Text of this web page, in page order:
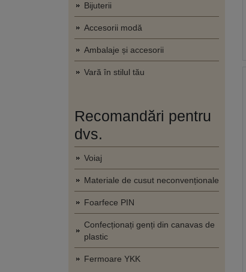
Bijuterii
Accesorii modă
Ambalaje și accesorii
Vară în stilul tău
Recomandări pentru
dvs.
Voiaj
Materiale de cusut neconvenționale
Foarfece PIN
Confecționați genți din canavas de
plastic
Fermoare YKK